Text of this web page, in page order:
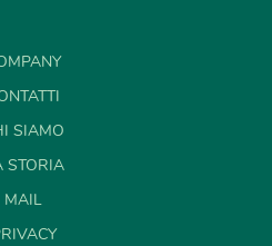
SIAMO
STORIA
MAIL